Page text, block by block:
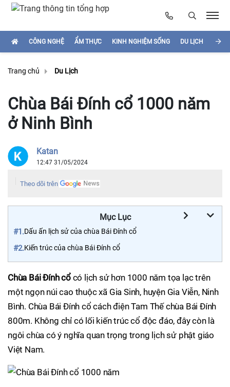
CÔNG NGHỆ ẨM THỰC KINH NGHIỆM SỐNG DU LỊCH
Trang chủ Du Lịch
Chùa Bái Đính cổ 1000 năm
ở Ninh Bình
Katan
12:47 31/05/2024
Theo dõi trên
Mục Lục
#1.Dấu ấn lịch sử của chùa Bái Đính cổ
#2.Kiến trúc của chùa Bái Đính cổ
Chùa Bái Đính cổ có lịch sử hơn 1000 năm tọa lạc trên
một ngọn núi cao thuộc xã Gia Sinh, huyện Gia Viễn, Ninh
Bình. Chùa Bái Đính cổ cách điện Tam Thế chùa Bái Đính
800m. Không chỉ có lối kiến trúc cổ độc đáo, đây còn là
ngôi chùa có ý nghĩa quan trọng trong lịch sử phật giáo
Việt Nam.